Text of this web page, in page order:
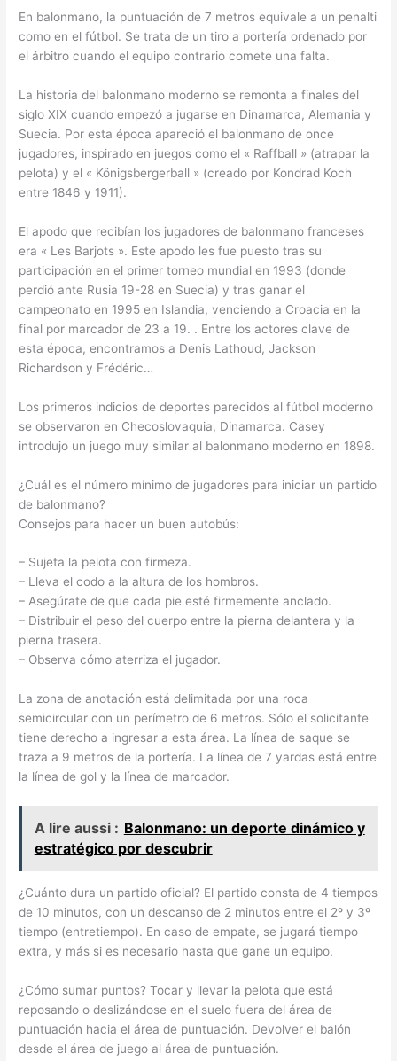
En balonmano, la puntuación de 7 metros equivale a un penalti
como en el fútbol. Se trata de un tiro a portería ordenado por
el árbitro cuando el equipo contrario comete una falta.
La historia del balonmano moderno se remonta a finales del
siglo XIX cuando empezó a jugarse en Dinamarca, Alemania y
Suecia. Por esta época apareció el balonmano de once
jugadores, inspirado en juegos como el « Raffball » (atrapar la
pelota) y el « Königsbergerball » (creado por Kondrad Koch
entre 1846 y 1911).
El apodo que recibían los jugadores de balonmano franceses
era « Les Barjots ». Este apodo les fue puesto tras su
participación en el primer torneo mundial en 1993 (donde
perdió ante Rusia 19-28 en Suecia) y tras ganar el
campeonato en 1995 en Islandia, venciendo a Croacia en la
final por marcador de 23 a 19. . Entre los actores clave de
esta época, encontramos a Denis Lathoud, Jackson
Richardson y Frédéric…
Los primeros indicios de deportes parecidos al fútbol moderno
se observaron en Checoslovaquia, Dinamarca. Casey
introdujo un juego muy similar al balonmano moderno en 1898.
¿Cuál es el número mínimo de jugadores para iniciar un partido
de balonmano?
Consejos para hacer un buen autobús:
– Sujeta la pelota con firmeza.
– Lleva el codo a la altura de los hombros.
– Asegúrate de que cada pie esté firmemente anclado.
– Distribuir el peso del cuerpo entre la pierna delantera y la
pierna trasera.
– Observa cómo aterriza el jugador.
La zona de anotación está delimitada por una roca
semicircular con un perímetro de 6 metros. Sólo el solicitante
tiene derecho a ingresar a esta área. La línea de saque se
traza a 9 metros de la portería. La línea de 7 yardas está entre
la línea de gol y la línea de marcador.
A lire aussi : Balonmano: un deporte dinámico y
estratégico por descubrir
¿Cuánto dura un partido oficial? El partido consta de 4 tiempos
de 10 minutos, con un descanso de 2 minutos entre el 2º y 3º
tiempo (entretiempo). En caso de empate, se jugará tiempo
extra, y más si es necesario hasta que gane un equipo.
¿Cómo sumar puntos? Tocar y llevar la pelota que está
reposando o deslizándose en el suelo fuera del área de
puntuación hacia el área de puntuación. Devolver el balón
desde el área de juego al área de puntuación.